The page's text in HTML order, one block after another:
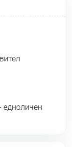
едноличен